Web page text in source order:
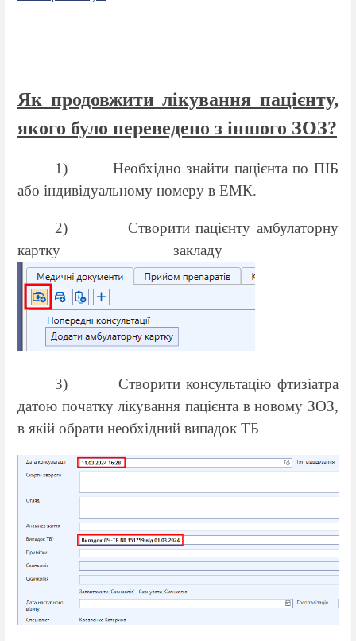
Як продовжити лікування пацієнту,
якого було переведено з іншого ЗОЗ?
1)
Необхідно знайти пацієнта по ПІБ
або індивідуальному номеру в ЕМК.
2)
Створити пацієнту амбулаторну
картку закладу
3)
Створити консультацію фтизіатра
датою початку лікування пацієнта в новому ЗОЗ,
в якій обрати необхідний випадок ТБ